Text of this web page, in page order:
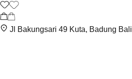
Jl Bakungsari 49 Kuta, Badung Bali